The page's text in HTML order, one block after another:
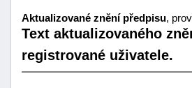
Aktualizované znění předpisu,
Text aktualizovaného
registrované uživatele.